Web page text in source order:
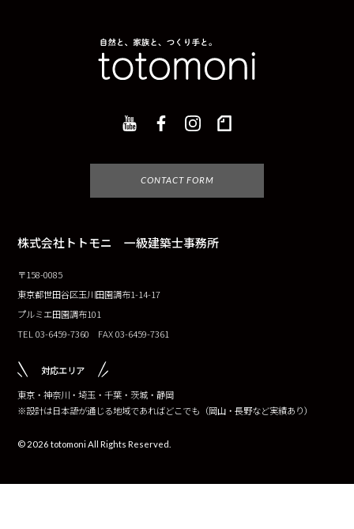
CONTACT FORM
株式会社トトモニ 一級建築士事務所
〒158-0085
東京都世田谷区玉川田園調布1-14-17
プルミエ田園調布101
TEL 03-6459-7360 FAX 03-6459-7361
対応エリア
東京・神奈川・埼玉・千葉・茨城・静岡
※設計は日本語が通じる地域であればどこでも（岡山・長野など実績あり）
© 2026 totomoni All Rights Reserved.